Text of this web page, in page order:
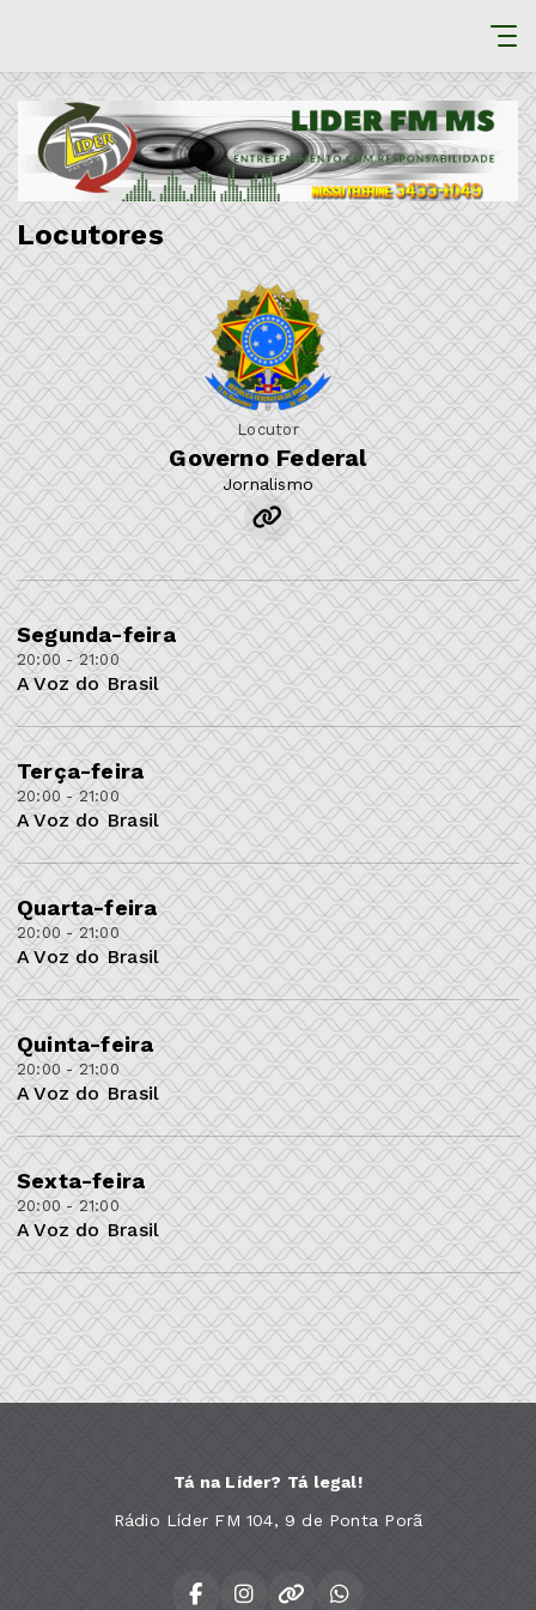
Locutores
Locutor
Governo Federal
Jornalismo
Segunda-feira
20:00 - 21:00
A Voz do Brasil
Terça-feira
20:00 - 21:00
A Voz do Brasil
Quarta-feira
20:00 - 21:00
A Voz do Brasil
Quinta-feira
20:00 - 21:00
A Voz do Brasil
Sexta-feira
20:00 - 21:00
A Voz do Brasil
Tá na Líder? Tá legal!
Rádio Líder FM 104, 9 de Ponta Porã